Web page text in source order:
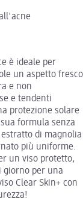
è ideale per
un aspetto fresco
e non
e tendenti
protezione solare
formula senza
di magnolia
più uniforme.
un viso protetto,
giorno per una
Clear Skin+ con